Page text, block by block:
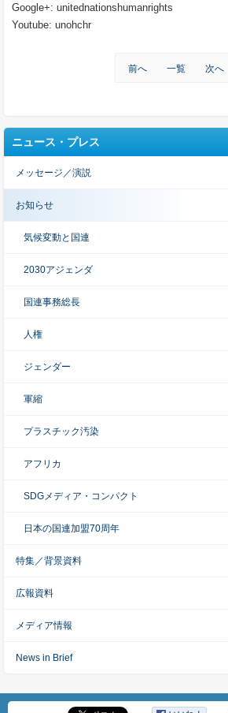
Google+: unitednationshumanrights
Youtube: unohchr
前へ 一覧 次へ
ニュース・プレス
メッセージ／演説
お知らせ
気候変動と国連
2030アジェンダ
国連事務総長
人権
ジェンダー
軍縮
プラスチック汚染
アフリカ
SDGメディア・コンパクト
日本の国連加盟70周年
特集／背景資料
広報資料
メディア情報
News in Brief